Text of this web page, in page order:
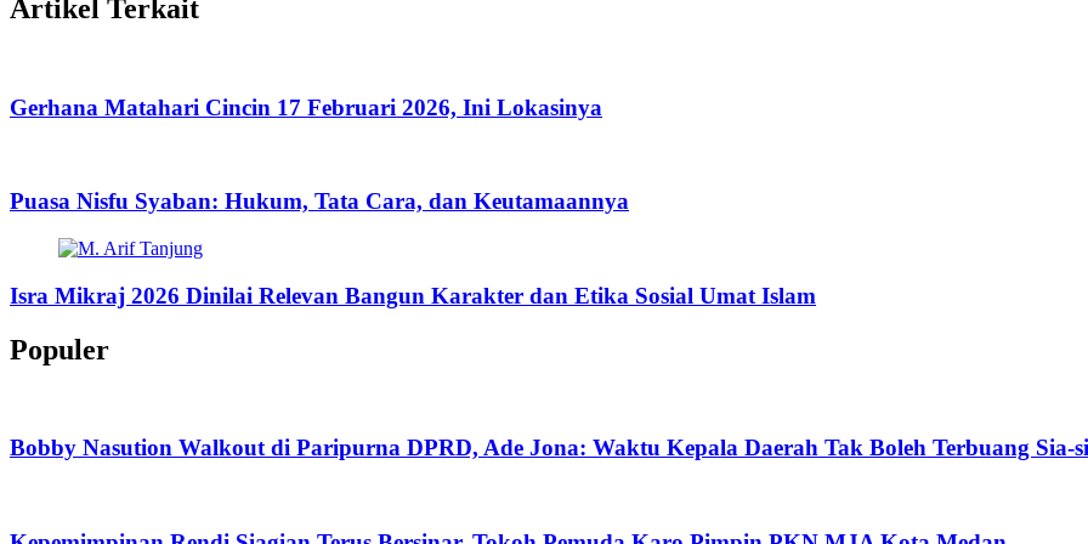
Artikel Terkait
Gerhana Matahari Cincin 17 Februari 2026, Ini Lokasinya
Puasa Nisfu Syaban: Hukum, Tata Cara, dan Keutamaannya
Isra Mikraj 2026 Dinilai Relevan Bangun Karakter dan Etika Sosial Umat Islam
Populer
Bobby Nasution Walkout di Paripurna DPRD, Ade Jona: Waktu Kepala Daerah Tak Boleh Terbuang Sia-